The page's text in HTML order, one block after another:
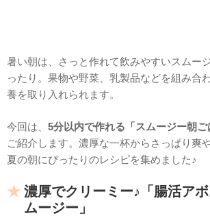
暑い朝は、さっと作れて飲みやすいスムー
ったり。果物や野菜、乳製品などを組み合
養を取り入れられます。
今回は、 5分以内で作れる「スムージー朝
ご紹介します。濃厚な一杯からさっぱり爽
夏の朝にぴったりのレシピを集めました♪
濃厚でクリーミー♪「腸活ア
ムージー」